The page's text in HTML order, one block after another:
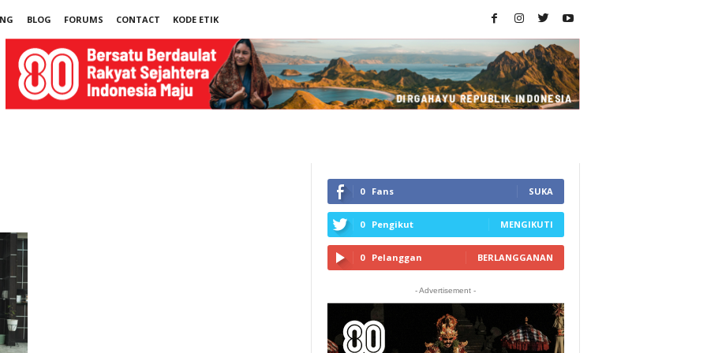
BLOG FORUMS CONTACT
KODE ETIK
0 Fans SUKA
0 Pengikut MENGIKUTI
0 Pelanggan BERLANGGANAN
- Advertisement -